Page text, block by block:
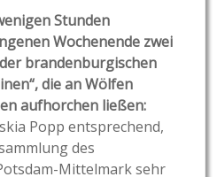
Stunden
Wochenende zwei
brandenburgischen
die an Wölfen
aufhorchen ließen:
Popp entsprechend,
des
Mittelmark sehr